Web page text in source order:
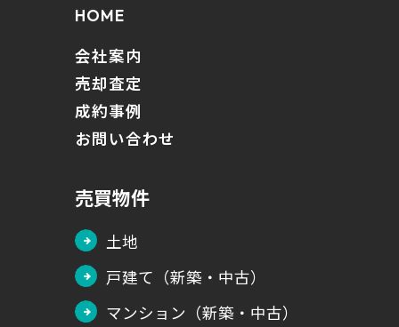
HOME
会社案内
売却査定
成約事例
お問い合わせ
売買物件
土地
戸建て（新築・中古）
マンション（新築・中古）